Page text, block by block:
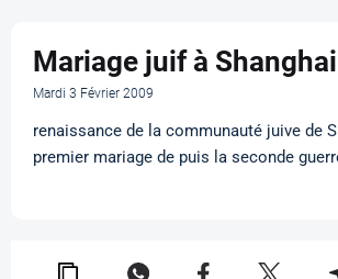
Mariage juif à Shanghai
Mardi 3 Février 2009
renaissance de la communauté juive de
premier mariage de puis la seconde